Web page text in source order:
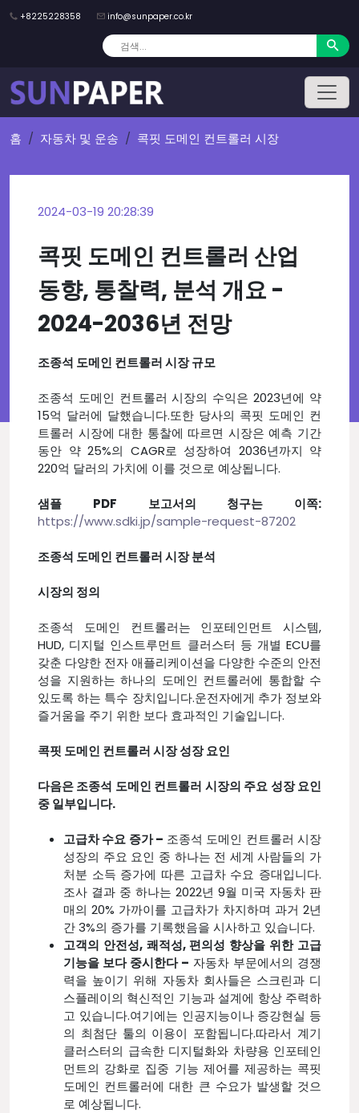
+8225228358 info@sunpaper.co.kr
홈 자동차 및 운송 콕핏 도메인 컨트롤러 시장
2024-03-19 20:28:39
콕핏 도메인 컨트롤러 산업
동향, 통찰력, 분석 개요 -
2024-2036년 전망
조종석 도메인 컨트롤러 시장 규모
조종석 도메인 컨트롤러 시장의 수익은 2023년에 약
15억 달러에 달했습니다.또한 당사의 콕핏 도메인 컨
트롤러 시장에 대한 통찰에 따르면 시장은 예측 기간
동안 약 25%의 CAGR로 성장하여 2036년까지 약
220억 달러의 가치에 이를 것으로 예상됩니다.
샘플 PDF 보고서의 청구는 이쪽:
https://www.sdki.jp/sample-request-87202
조종석 도메인 컨트롤러 시장 분석
시장의 정의
조종석 도메인 컨트롤러는 인포테인먼트 시스템,
HUD, 디지털 인스트루먼트 클러스터 등 개별 ECU를
갖춘 다양한 전자 애플리케이션을 다양한 수준의 안전
성을 지원하는 하나의 도메인 컨트롤러에 통합할 수
있도록 하는 특수 장치입니다.운전자에게 추가 정보와
즐거움을 주기 위한 보다 효과적인 기술입니다.
콕핏 도메인 컨트롤러 시장 성장 요인
다음은 조종석 도메인 컨트롤러 시장의 주요 성장 요인
중 일부입니다.
고급차 수요 증가 – 조종석 도메인 컨트롤러 시장
성장의 주요 요인 중 하나는 전 세계 사람들의 가
처분 소득 증가에 따른 고급차 수요 증대입니다.
조사 결과 중 하나는 2022년 9월 미국 자동차 판
매의 20% 가까이를 고급차가 차지하며 과거 2년
간 3%의 증가를 기록했음을 시사하고 있습니다.
고객의 안전성, 쾌적성, 편의성 향상을 위한 고급
기능을 보다 중시한다 – 자동차 부문에서의 경쟁
력을 높이기 위해 자동차 회사들은 스크린과 디
스플레이의 혁신적인 기능과 설계에 항상 주력하
고 있습니다.여기에는 인공지능이나 증강현실 등
의 최첨단 툴의 이용이 포함됩니다.따라서 계기
클러스터의 급속한 디지털화와 차량용 인포테인
먼트의 강화로 집중 기능 제어를 제공하는 콕핏
도메인 컨트롤러에 대한 큰 수요가 발생할 것으
로 예상됩니다.